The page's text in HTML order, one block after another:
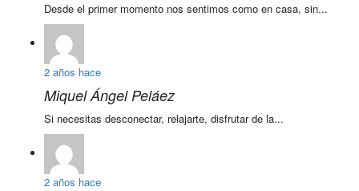
Desde el primer momento nos sentimos como en casa, sin...
2 años hace
Miquel Ángel Peláez
Si necesitas desconectar, relajarte, disfrutar de la...
2 años hace